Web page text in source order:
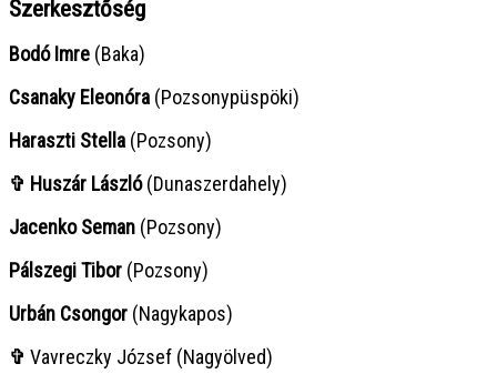
Szerkesztőség
Bodó Imre (Baka)
Csanaky Eleonóra (Pozsonypüspöki)
Haraszti Stella (Pozsony)
✞ Huszár László(Dunaszerdahely)
Jacenko Seman (Pozsony)
Pálszegi Tibor (Pozsony)
Urbán Csongor (Nagykapos)
✞ Vavreczky József (Nagyölved)